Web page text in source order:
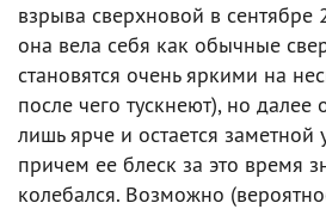
взрыва сверхновой в сентябре
она вела себя как обычные
становятся очень яркими на
после чего тускнеют), но далее
лишь ярче и остается заметной
причем ее блеск за это время
колебался. Возможно